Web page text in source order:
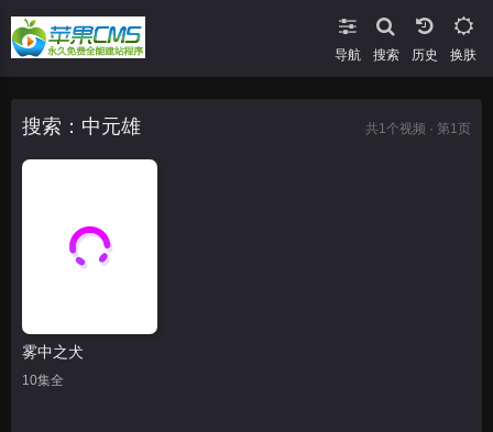
导航 搜索 换肤
搜索：中元雄 共1 个视频 · 第1页
雾中之犬
10集全